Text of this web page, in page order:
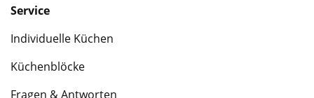
Service
Individuelle Küchen
Küchenblöcke
Fragen & Antworten